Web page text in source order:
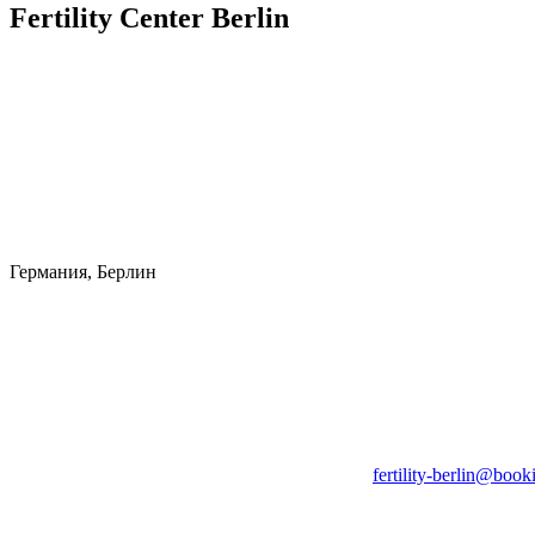
Fertility Center Berlin
Германия, Берлин
fertility-